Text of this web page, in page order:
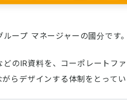
ープ マネージャーの國分です。
のIR資料を、コーポレートフ
らデザインする体制をとってい